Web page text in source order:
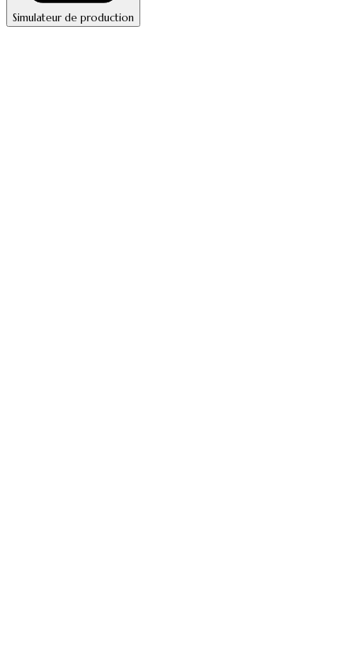
Simulateur de production